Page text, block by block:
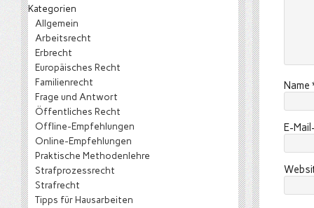
Name
E-
Kategorien
Allgemein
Arbeitsrecht
Erbrecht
Europäisches Recht
Familienrecht
Frage und Antwort
Öffentliches Recht
Offline-Empfehlungen
Online-Empfehlungen
Praktische Methodenlehre
Strafprozessrecht
Strafrecht
Tipps für Hausarbeiten